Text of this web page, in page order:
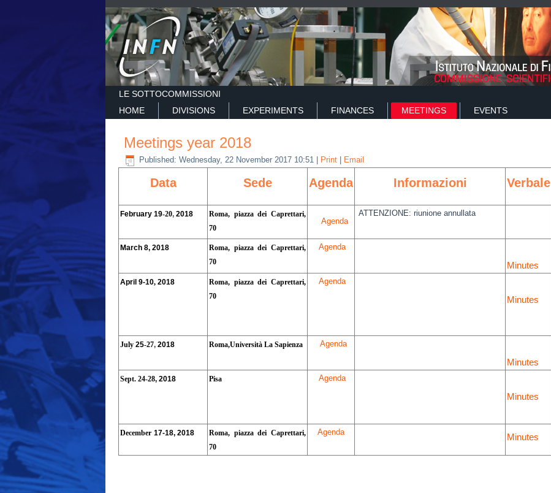
LE SOTTOCOMMISSIONI
HOME
DIVISIONS EXPERIMENTS FINANCES MEETINGS EVENTS
Meetings year 2018
Published: Wednesday, 22 November 2017 10:51 Print Email
Data Sede Agenda Informazioni Verbale
February 19-20, 2018
Roma, piazza dei Caprettari,
70
Agenda
ATTENZIONE: riunione annullata
March 8, 2018
Roma, piazza dei Caprettari,
70
Agenda
Minutes
April 9-10, 2018
Roma, piazza dei Caprettari,
70
Agenda
Minutes
July 25-27, 2018 Roma,Università La Sapienza Agenda
Minutes
Sept. 24-28, 2018 Pisa Agenda
Minutes
December 17-18, 2018
Roma, piazza dei Caprettari,
70
Agenda Minutes